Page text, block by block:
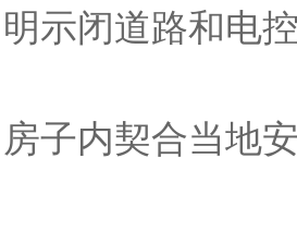
示闭道路和电
子内契合当地